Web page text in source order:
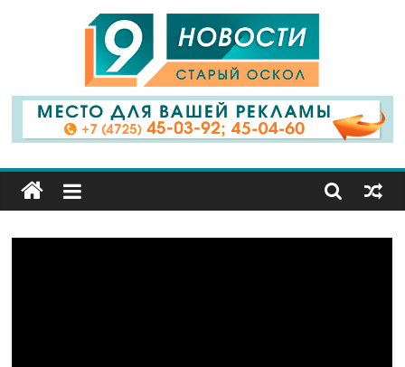
9
Канал
Старый